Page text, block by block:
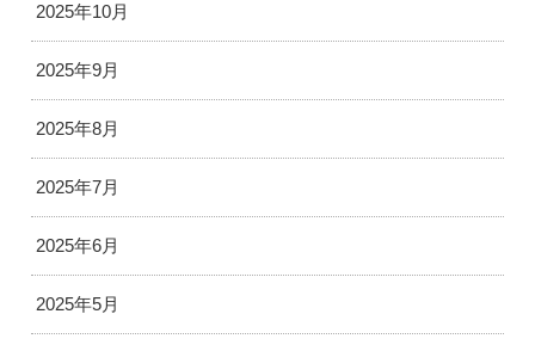
2025年10月
2025年9月
2025年8月
2025年7月
2025年6月
2025年5月